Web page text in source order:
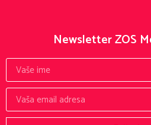
Newsletter ZOS